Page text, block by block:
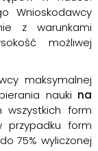
Wnioskodawcy
z warunkami
możliwej
maksymalnej
nauki na
wszystkich form
przypadku form
75% wyliczonej